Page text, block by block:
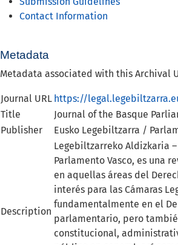
Contact Information
Metadata
Metadata associated with this Archival
Journal URL https://
Title
Journal of the Basque
Publisher
Eusko Legebiltzarra /
Description
Legebiltzarreko Aldizkaria –
Parlamento Vasco, es una
en aquellas áreas del
interés para las Cámaras
fundamentalmente en el
parlamentario, pero
constitucional,